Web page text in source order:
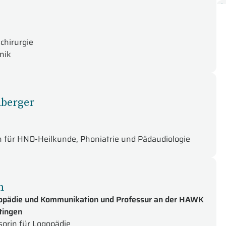
HNO-Heilkunde, Phoniatrie und Pädaudiologie
und Kommunikation und Professur an der HAWK